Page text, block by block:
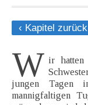
‹ Kapitel zurück
W ir hatten
jungen
mannigfaltigen